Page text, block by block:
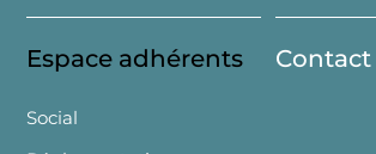
Espace adhérents
Social
Contact